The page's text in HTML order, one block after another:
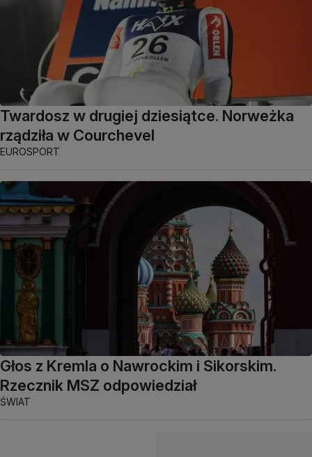
Twardosz w drugiej dziesiątce. Norweżka
rządziła w Courchevel
EUROSPORT
Głos z Kremla o Nawrockim i Sikorskim.
Rzecznik MSZ odpowiedział
ŚWIAT